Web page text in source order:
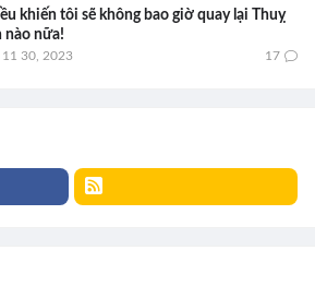
khiến tôi sẽ không bao giờ quay lại Thuỵ
nào nữa!
11 30, 2023 17